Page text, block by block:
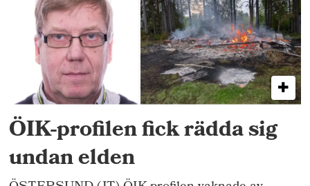
ÖIK-profilen fick rädda sig
undan elden